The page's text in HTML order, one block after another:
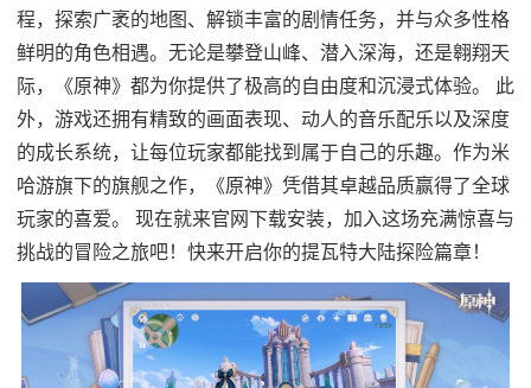
程，探索广袤的地图、解锁丰富的剧情任务，并与众多性格
鲜明的角色相遇。无论是攀登山峰、潜入深海，还是翱翔天
际，《原神》都为你提供了极高的自由度和沉浸式体验。 此
外，游戏还拥有精致的画面表现、动人的音乐配乐以及深度
的成长系统，让每位玩家都能找到属于自己的乐趣。作为米
哈游旗下的旗舰之作，《原神》凭借其卓越品质赢得了全球
玩家的喜爱。 现在就来官网下载安装，加入这场充满惊喜与
挑战的冒险之旅吧！快来开启你的提瓦特大陆探险篇章！